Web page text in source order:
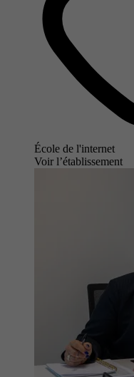
École de l'internet
Voir l’établissement